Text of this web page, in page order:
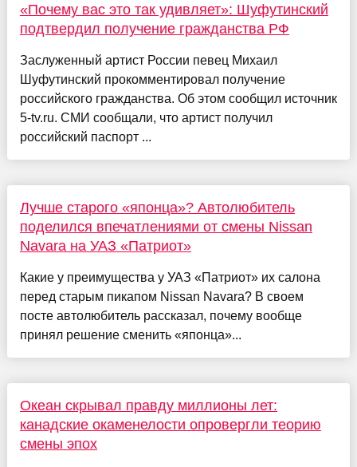
«Почему вас это так удивляет»: Шуфутинский
подтвердил получение гражданства РФ
Заслуженный артист России певец Михаил
Шуфутинский прокомментировал получение
российского гражданства. Об этом сообщил источник
5-tv.ru. СМИ сообщали, что артист получил
российский паспорт ...
Лучше старого «японца»? Автолюбитель
поделился впечатлениями от смены Nissan
Navara на УАЗ «Патриот»
Какие у преимущества у УАЗ «Патриот» их салона
перед старым пикапом Nissan Navara? В своем
посте автолюбитель рассказал, почему вообще
принял решение сменить «японца»...
Океан скрывал правду миллионы лет:
канадские окаменелости опровергли теорию
смены эпох